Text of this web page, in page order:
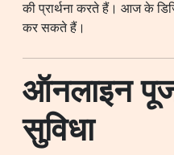
की प्रार्थना करते हैं। आज के
कर सकते हैं।
ऑनलाइन
सुविधा